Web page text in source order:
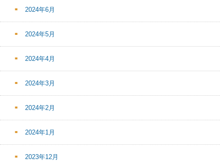
2024年6月
2024年5月
2024年4月
2024年3月
2024年2月
2024年1月
2023年12月